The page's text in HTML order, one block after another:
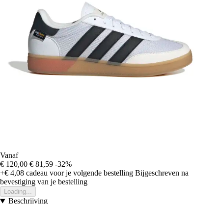
Vanaf
€ 120,00 € 81,59 -32%
+€ 4,08 cadeau voor je volgende bestelling Bijgeschreven na
bevestiging van je bestelling
Loading...
Beschrijving